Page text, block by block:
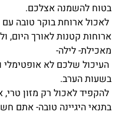
בטוח להשמנה אצלכם.
לאכול ארוחת בוקר טובה עם
ארוחות קטנות לאורך היום,
מאכילת- לילה-
העיכול שלכם לא אופטימלי
בשעות הערב.
להקפיד לאכול רק מזון טרי,
בתנאי היגיינה טובה- אתם